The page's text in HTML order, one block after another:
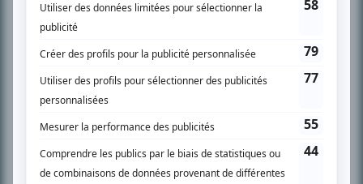
SUR LE RÉSEAU BIZZ MÉDIA
PLAN DU SITE
Accueil
Liste des oeuvres